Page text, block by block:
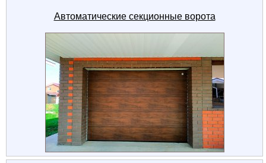
Автоматические секционные ворота